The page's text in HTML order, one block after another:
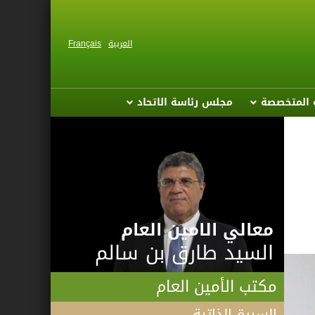
العربية Français
المتخصصة مجلس رئاسة الاتحاد
معالي الامين العام
السيد طارق بن سالم
مكتب الأمين العام